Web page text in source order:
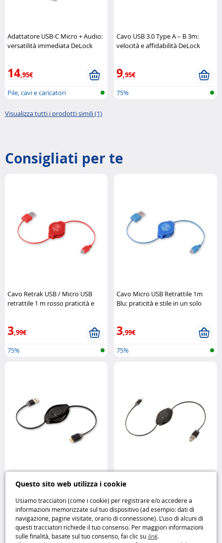
Questo sito web utilizza i cookie
Usiamo tracciatori (come i cookie) per registrare e/o accedere a
informazioni memorizzate sul tuo dispositivo (ad esempio: dati di
navigazione, pagine visitate, orario di connessione). L’uso di alcuni di
questi tracciatori richiede il tuo consenso. Per maggiori informazioni
sulle finalità, basate sul tuo consenso, fai clic su link.
Adattatore USB-C Micro + Audio:
versatilità immediata DeLock
14,95€
Pile, cavi e caricatori
Cavo USB 3.0 Type A – B 3m:
velocità e affidabilità DeLock
9,95€
75%
Visualizza tutti i prodotti simili (1)
Consigliati per te
Cavo Retrak USB / Micro USB
retrattile 1 m rosso praticità e
3,99€
75%
Cavo Micro USB Retrattile 1m
Blu: praticità e stile in un solo
3,99€
75%
Cavo Retrattile USB 3.0 Type A
Retrak
,95€
75%
Cavo Micro USB per condivisione
multifunzione Retrak
3,99€
75%